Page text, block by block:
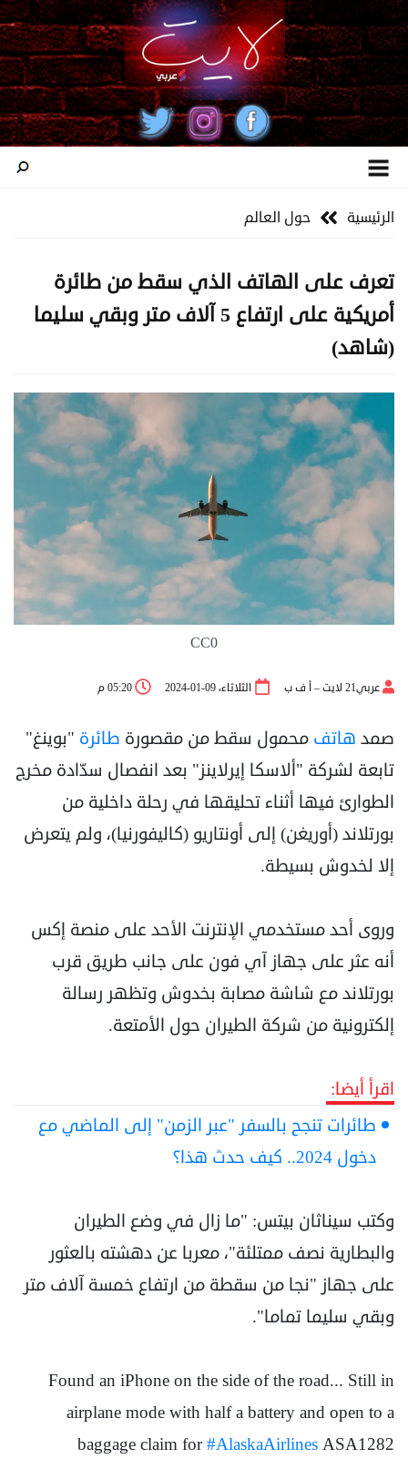
الرئيسية حول العالم
تعرف على الهاتف الذي سقط من طائرة
أمريكية على ارتفاع 5 آلاف متر وبقي سليما
(شاهد)
CC0
عربي21 لايت – أ ف ب الثلاثاء، 09-01-2024 05:20 م
صمد هاتف محمول سقط من مقصورة طائرة "بوينغ"
تابعة لشركة "ألاسكا إيرلاينز" بعد انفصال سدّادة مخرج
الطوارئ فيها أثناء تحليقها في رحلة داخلية من
بورتلاند (أوريغن) إلى أونتاريو (كاليفورنيا)، ولم يتعرض
إلا لخدوش بسيطة.
وروى أحد مستخدمي الإنترنت الأحد على منصة إكس
أنه عثر على جهاز آي فون على جانب طريق قرب
بورتلاند مع شاشة مصابة بخدوش وتظهر رسالة
إلكترونية من شركة الطيران حول الأمتعة.
اقرأ أيضا:
طائرات تنجح بالسفر "عبر الزمن" إلى الماضي مع
دخول 2024.. كيف حدث هذا؟
وكتب سيناثان بيتس: "ما زال في وضع الطيران
والبطارية نصف ممتلئة"، معربا عن دهشته بالعثور
على جهاز "نجا من سقطة من ارتفاع خمسة آلاف متر
وبقي سليما تماما".
Found an iPhone on the side of the road... Still in
airplane mode with half a battery and open to a
baggage claim for#AlaskaAirlinesASA1282